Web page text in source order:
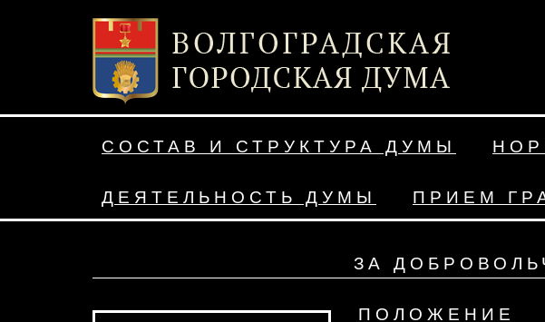
СОСТАВ И СТРУКТУРА ДУМЫ
ДЕЯТЕЛЬНОСТЬ ДУМЫ ПРИЕМ
ЗА
ПОЛОЖЕНИЕ